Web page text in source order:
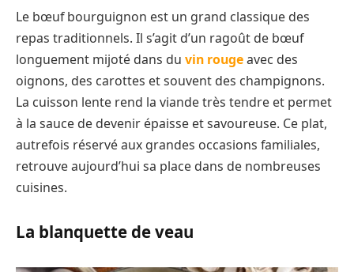
Le bœuf bourguignon est un grand classique des
repas traditionnels. Il s’agit d’un ragoût de bœuf
longuement mijoté dans du vin rougeavec des
oignons, des carottes et souvent des champignons.
La cuisson lente rend la viande très tendre et permet
à la sauce de devenir épaisse et savoureuse. Ce plat,
autrefois réservé aux grandes occasions familiales,
retrouve aujourd’hui sa place dans de nombreuses
cuisines.
La blanquette de veau